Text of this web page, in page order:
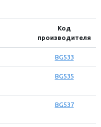
Код
производителя
BG533
BG535
BG537